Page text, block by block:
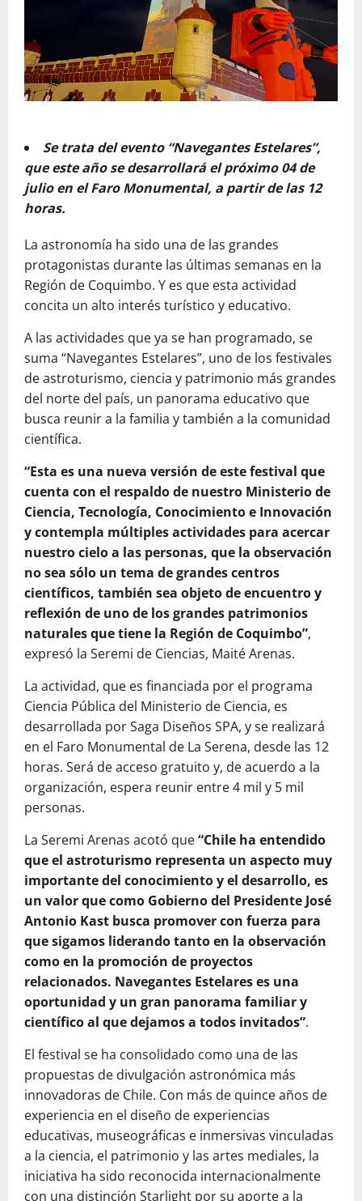
Se trata del evento “Navegantes Estelares”,
que este año se desarrollará el próximo 04 de
julio en el Faro Monumental, a partir de las 12
horas.
La astronomía ha sido una de las grandes
protagonistas durante las últimas semanas en la
Región de Coquimbo. Y es que esta actividad
concita un alto interés turístico y educativo.
A las actividades que ya se han programado, se
suma “Navegantes Estelares”, uno de los festivales
de astroturismo, ciencia y patrimonio más grandes
del norte del país, un panorama educativo que
busca reunir a la familia y también a la comunidad
científica.
“Esta es una nueva versión de este festival que
cuenta con el respaldo de nuestro Ministerio de
Ciencia, Tecnología, Conocimiento e Innovación
y contempla múltiples actividades para acercar
nuestro cielo a las personas, que la observación
no sea sólo un tema de grandes centros
científicos, también sea objeto de encuentro y
reflexión de uno de los grandes patrimonios
naturales que tiene la Región de Coquimbo”,
expresó la Seremi de Ciencias, Maité Arenas.
La actividad, que es financiada por el programa
Ciencia Pública del Ministerio de Ciencia, es
desarrollada por Saga Diseños SPA, y se realizará
en el Faro Monumental de La Serena, desde las 12
horas. Será de acceso gratuito y, de acuerdo a la
organización, espera reunir entre 4 mil y 5 mil
personas.
La Seremi Arenas acotó que“Chile ha entendido
que el astroturismo representa un aspecto muy
importante del conocimiento y el desarrollo, es
un valor que como Gobierno del Presidente José
Antonio Kast busca promover con fuerza para
que sigamos liderando tanto en la observación
como en la promoción de proyectos
relacionados. Navegantes Estelares es una
oportunidad y un gran panorama familiar y
científico al que dejamos a todos invitados”.
El festival se ha consolidado como una de las
propuestas de divulgación astronómica más
innovadoras de Chile. Con más de quince años de
experiencia en el diseño de experiencias
educativas, museográficas e inmersivas vinculadas
a la ciencia, el patrimonio y las artes mediales, la
iniciativa ha sido reconocida internacionalmente
con una distinción Starlight por su aporte a la